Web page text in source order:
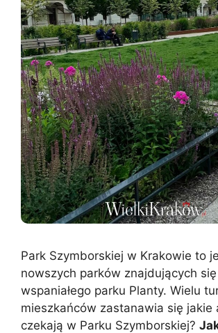
Park Szymborskiej w Krakowie to
nowszych parków znajdujących
wspaniałego parku Planty. Wielu
mieszkańców zastanawia się jakie
czekają w Parku Szymborskiej?